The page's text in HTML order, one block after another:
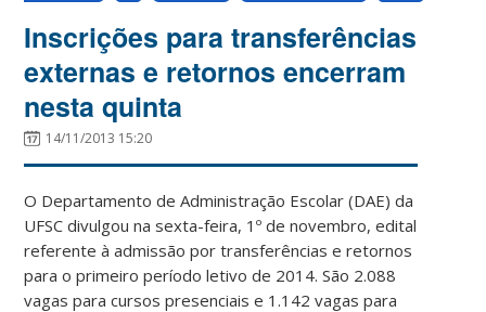
Inscrições para transferências
externas e retornos encerram
nesta quinta
14/11/2013 15:20
O Departamento de Administração Escolar (DAE) da
UFSC divulgou na sexta-feira, 1º de novembro, edital
referente à admissão por transferências e retornos
para o primeiro período letivo de 2014. São 2.088
vagas para cursos presenciais e 1.142 vagas para